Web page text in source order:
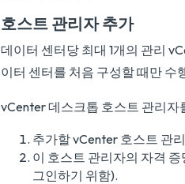
호스트 관리자 추가
데이터 센터당 최대 1개의 관리
이터 센터를 처음 구성할 때만 수
vCenter 데스크톱 호스트 관리
추가할 vCenter 호스트 관
이 호스트 관리자의 자격
그인하기 위함).